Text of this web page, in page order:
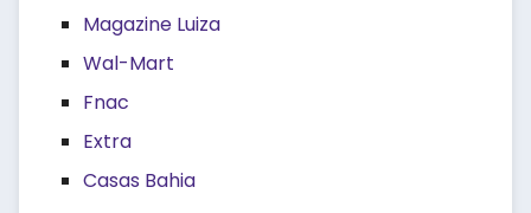
Magazine Luiza
Wal-Mart
Fnac
Extra
Casas Bahia